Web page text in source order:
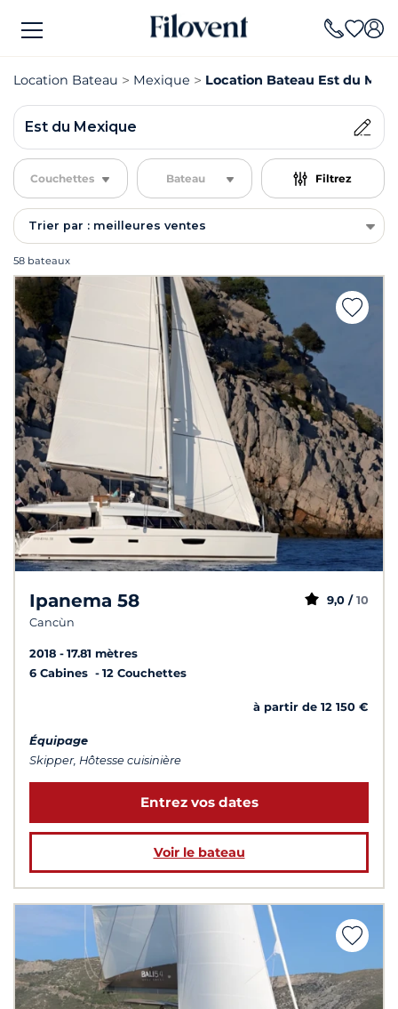
Location Bateau Mexique Location Bateau Est du
Est du Mexique
Couchettes Bateau Filtrez
Trier par : meilleures ventes
58 bateaux
Ipanema 58
Cancùn
9,0 / 10
2018
17.81 mètres
6 Cabines
12 Couchettes
à partir de 12 150 €
Équipage
Skipper, Hôtesse cuisinière
Entrez vos dates
Voir le bateau